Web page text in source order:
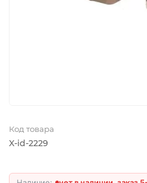
Код товара
X-id-2229